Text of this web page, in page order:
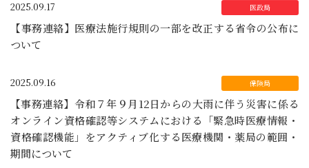
2025.09.17
【事務連絡】医療法施行規則の一部を改正する省令の公布に
ついて
2025.09.16
【事務連絡】令和７年９月12日からの大雨に伴う災害に係る
オンライン資格確認等システムにおける「緊急時医療情報・
資格確認機能」をアクティブ化する医療機関・薬局の範囲・
期間について